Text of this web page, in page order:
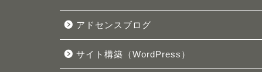
アドセンスブログ
サイト構築（WordPress）